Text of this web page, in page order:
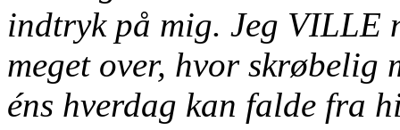
indtryk på mig. Jeg VILLE
meget over, hvor skrøbelig
éns hverdag kan falde fra